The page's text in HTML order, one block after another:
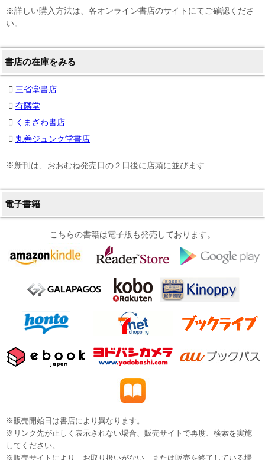
※詳しい購入方法は、各オンライン書店のサイトにてご確認くださ
い。
書店の在庫をみる
三省堂書店
有隣堂
くまざわ書店
丸善ジュンク堂書店
※新刊は、おおむね発売日の２日後に店頭に並びます
電子書籍
こちらの書籍は電子版も発売しております。
※販売開始日は書店により異なります。
※リンク先が正しく表示されない場合、販売サイトで再度、検索を実施
してください。